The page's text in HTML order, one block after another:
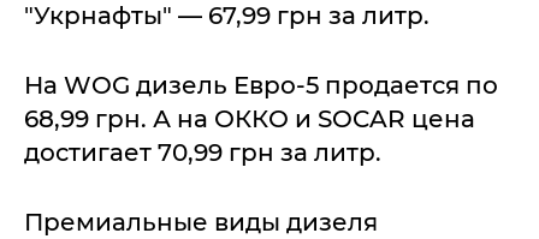
"Укрнафты" — 67,99 грн за литр.
На WOG дизель Евро-5 продается по
68,99 грн. А на ОККО и SOCAR цена
достигает 70,99 грн за литр.
Премиальные виды дизеля